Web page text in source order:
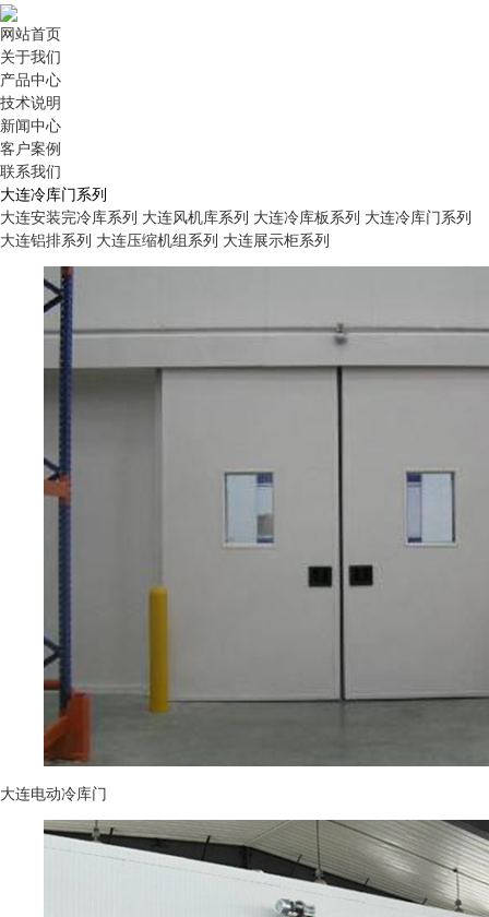
网站首页
关于我们
产品中心
技术说明
新闻中心
客户案例
联系我们
大连冷库门系列
大连安装完冷库系列 大连风机库系列 大连冷库板系列 大连冷库门系列
大连铝排系列 大连压缩机组系列 大连展示柜系列
大连电动冷库门